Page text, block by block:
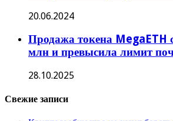
20.06.2024
Продажа токена MegaETH
млн и превысила лимит
28.10.2025
Свежие записи